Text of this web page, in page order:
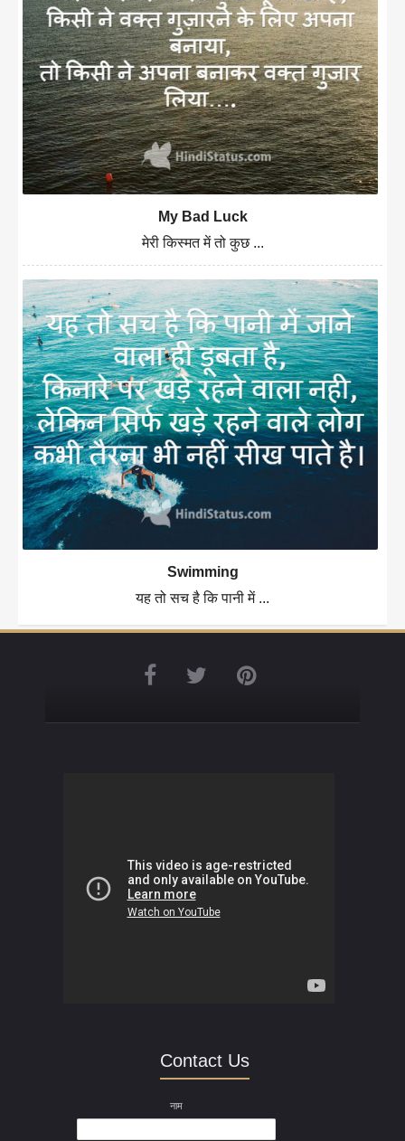
My Bad Luck
मेरी किस्मत में तो कुछ ...
Swimming
यह तो सच है कि पानी में ...
Contact Us
नाम